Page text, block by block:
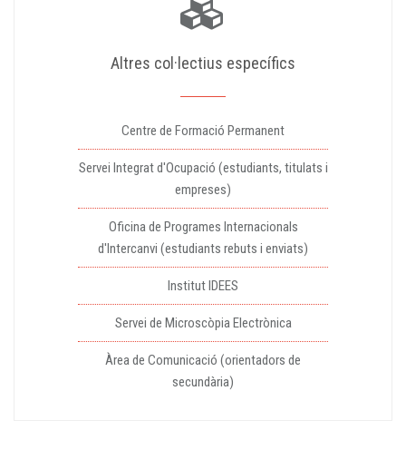
Altres col·lectius específics
Centre de Formació Permanent
Servei Integrat d'Ocupació (estudiants, titulats i
empreses)
Oficina de Programes Internacionals
d'Intercanvi (estudiants rebuts i enviats)
Institut IDEES
Servei de Microscòpia Electrònica
Àrea de Comunicació (orientadors de
secundària)